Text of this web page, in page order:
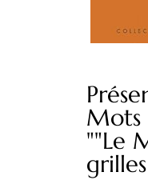
Mots
""Le
grilles